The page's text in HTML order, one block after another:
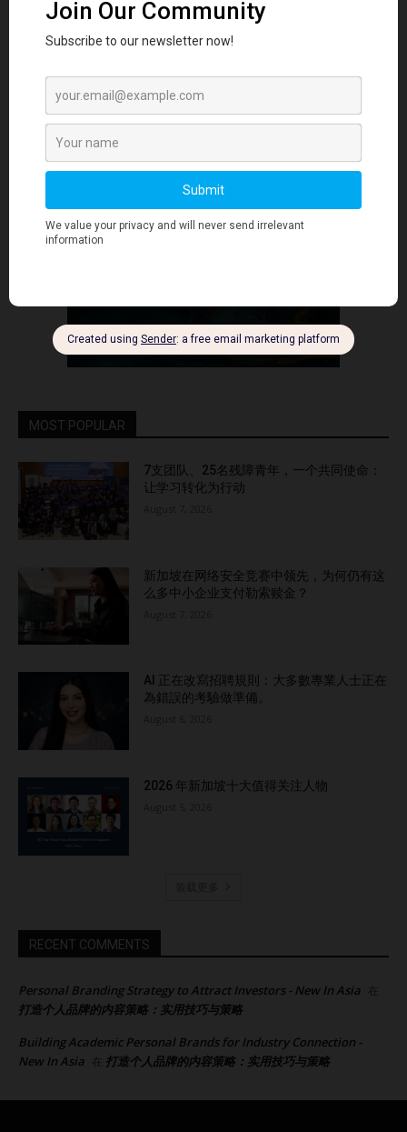
LinkedIn顶尖声音
MOST POPULAR
7支团队、25名残障青年，一个共同使命：
让学习转化为行动
新加坡在网络安全竞赛中领先，为何仍有这
么多中小企业支付勒索赎金？
AI 正在改寫招聘規則：大多數專業人士正在
為錯誤的考驗做準備。
2026 年新加坡十大值得关注人物
RECENT COMMENTS
Personal Branding Strategy to Attract Investors - New In Asia 在
打造个人品牌的内容策略：实用技巧与策略
Building Academic Personal Brands for Industry Connection -
New In Asia
在 打造个人品牌的内容策略：实用技巧与策略